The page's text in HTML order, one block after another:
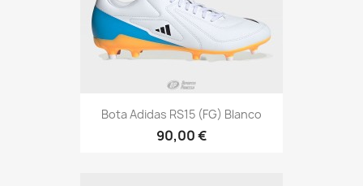
Bota Adidas RS15 (FG) Blanco
90,00 €